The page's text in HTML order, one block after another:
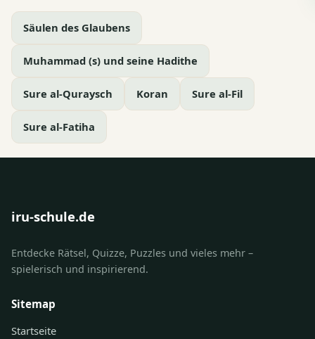
Säulen des Glaubens
Muhammad (s) und seine Hadithe
Sure al-Quraysch Koran Sure al-Fil
Sure al-Fatiha
iru-schule.de
Entdecke Rätsel, Quizze, Puzzles und vieles mehr –
spielerisch und inspirierend.
Sitemap
Startseite